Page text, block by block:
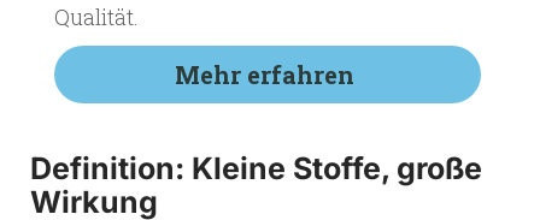
Qualität.
Mehr erfahren
Definition: Kleine Stoffe, große
Wirkung